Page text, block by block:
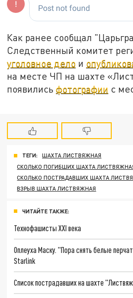
Как ранее сообщал
Следственный комитет
уголовное дело и
на месте ЧП на шахте
появилисьфотографии с
ТЕГИ:
ШАХТА ЛИСТВЯЖНАЯ
СКОЛЬКО ПОГИБШИХ ШАХТА
СКОЛЬКО ПОСТРАДАВШИХ ШАХТА
ВЗРЫВ ШАХТА ЛИСТВЯЖНАЯ
ЧИТАЙТЕ ТАКЖЕ:
Технофашисты XXI века
Оплеуха Маску. "Пора снять белые
Starlink
Список пострадавших на шахте